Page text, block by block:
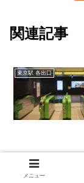
関連記事
東京駅 各出口
東京駅 各出口
メニュー